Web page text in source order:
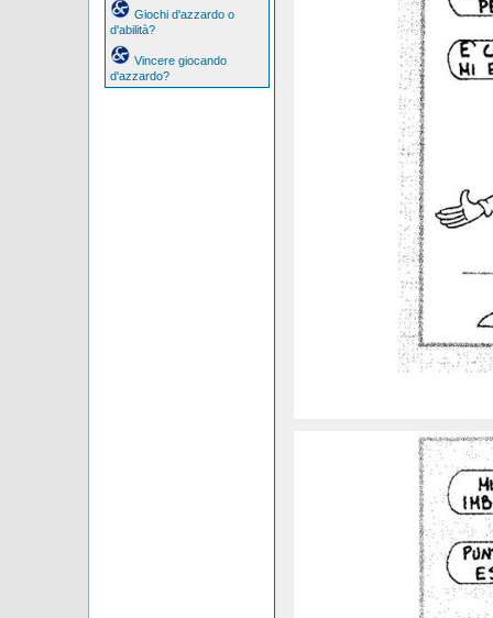
Giochi d'azzardo o
d'abilità?
Vincere giocando
d'azzardo?